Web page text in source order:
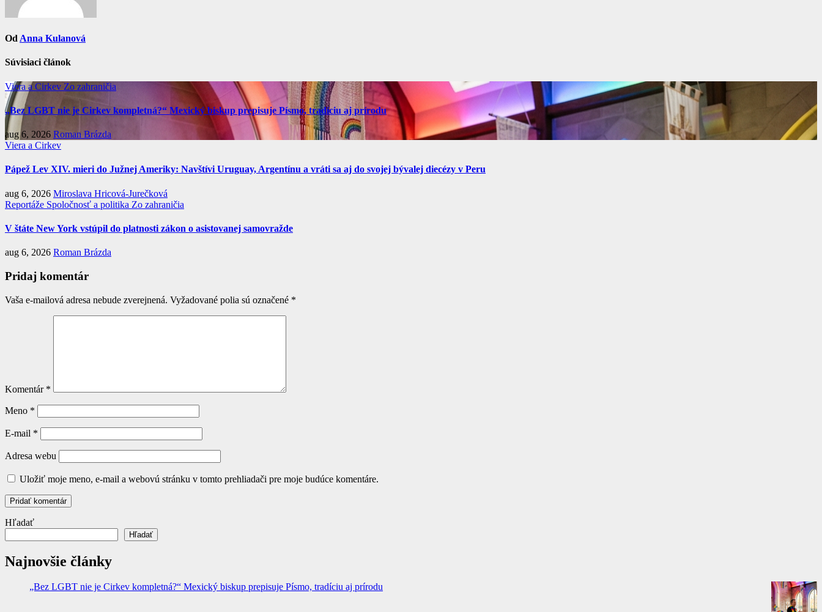
Od Anna Kulanová
Súvisiaci článok
Viera a Cirkev Zo zahraničia
„Bez LGBT nie je Cirkev kompletná?“ Mexický biskup prepisuje Písmo, tradíciu aj prírodu
aug 6, 2026 Roman Brázda
Viera a Cirkev
Pápež Lev XIV. mieri do Južnej Ameriky: Navštívi Uruguay, Argentínu a vráti sa aj do svojej bývalej diecézy v Peru
aug 6, 2026 Miroslava Hricová-Jurečková
Reportáže Spoločnosť a politika Zo zahraničia
V štáte New York vstúpil do platnosti zákon o asistovanej samovražde
aug 6, 2026 Roman Brázda
Pridaj komentár
Vaša e-mailová adresa nebude zverejnená. Vyžadované polia sú označené *
Komentár *
Meno *
E-mail *
Adresa webu
Uložiť moje meno, e-mail a webovú stránku v tomto prehliadači pre moje budúce komentáre.
Hľadať
Hľadať
Najnovšie články
„Bez LGBT nie je Cirkev kompletná?“ Mexický biskup prepisuje Písmo, tradíciu aj prírodu